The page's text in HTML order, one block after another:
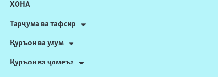
ХОНА
Тарҷума ва тафсир
Қуръон ва улум
Қуръон ва ҷомеъа